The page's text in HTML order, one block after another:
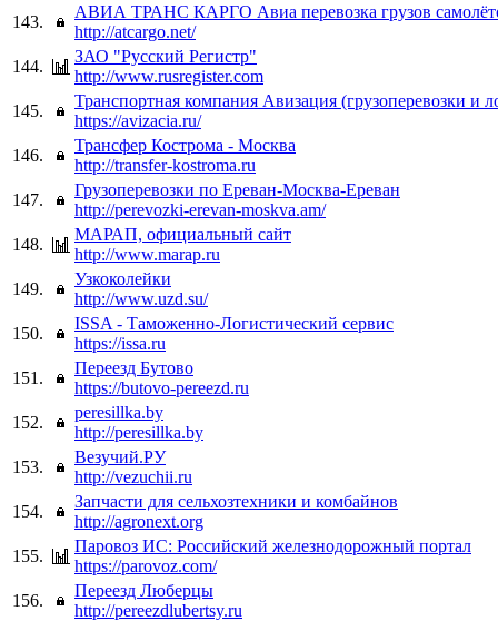
143.
АВИА ТРАНС КАРГО Авиа перевозка грузов
http://atcargo.net/
144.
ЗАО "Русский Регистр"
http://www.rusregister.com
145.
Транспортная компания Авизация (грузоперевозки и
https://avizacia.ru/
146.
Трансфер Кострома - Москва
http://transfer-kostroma.ru
147.
Грузоперевозки по Ереван-Москва-Ереван
http://perevozki-erevan-moskva.am/
148.
МАРАП, официальный сайт
http://www.marap.ru
149.
Узкоколейки
http://www.uzd.su/
150.
ISSA - Таможенно-Логистический сервис
https://issa.ru
151.
Переезд Бутово
https://butovo-pereezd.ru
152.
peresillka.by
http://peresillka.by
153.
Везучий.РУ
http://vezuchii.ru
154.
Запчасти для сельхозтехники и комбайнов
http://agronext.org
155.
Паровоз ИС: Российский железнодорожный портал
https://parovoz.com/
156.
Переезд Люберцы
http://pereezdlubertsy.ru